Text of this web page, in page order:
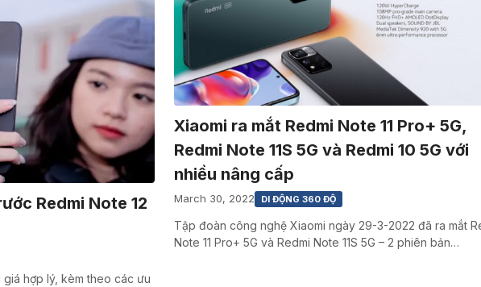
Redmi Note 12
hợp lý, kèm theo các ưu
Xiaomi ra mắt Redmi Note 11 Pro+ 5G,
Redmi Note 11S 5G và Redmi 10 5G với
nhiều nâng cấp
March 30, 2022 DI ĐỘNG 360 ĐỘ
Tập đoàn công nghệ Xiaomi ngày 29-3-2022 đã ra mắt
Note 11 Pro+ 5G và Redmi Note 11S 5G – 2 phiên bản…